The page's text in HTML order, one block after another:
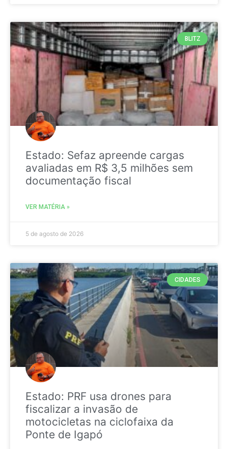
BLITZ
Estado: Sefaz apreende cargas
avaliadas em R$ 3,5 milhões sem
documentação fiscal
VER MATÉRIA »
5 de agosto de 2026
CIDADES
Estado: PRF usa drones para
fiscalizar a invasão de
motocicletas na ciclofaixa da
Ponte de Igapó